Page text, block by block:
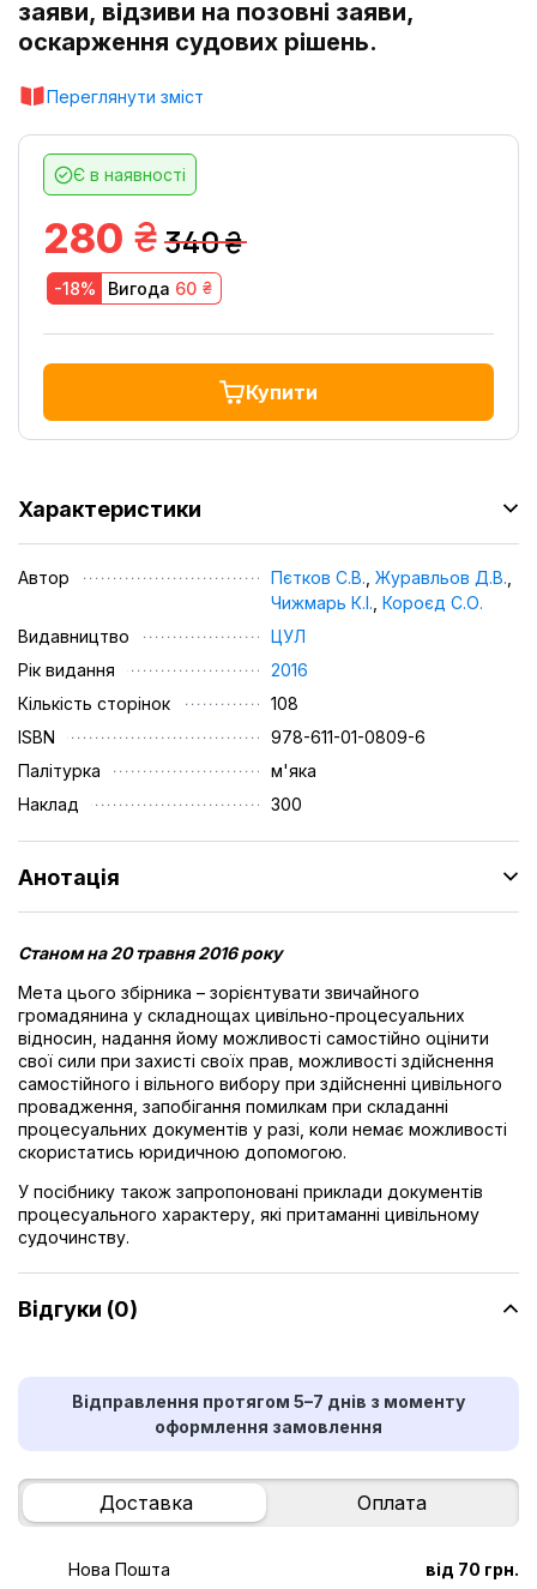
заяви, відзиви на позовні заяви,
оскарження судових рішень.
Переглянути зміст
Є в наявності
340
грн.
280 грн.
-18% Вигода 60 грн.
Купити
Характеристики
Автор Пєтков С.В. Журавльов Д.В.
Чижмарь К.І. Короєд С.О.
Видавництво
ЦУЛ
Рік видання
2016
Кількість сторінок
108
ISBN
978-611-01-0809-6
Палітурка
м'яка
Наклад
300
Анотація
Станом на 20 травня 2016 року
Мета цього збірника – зорієнтувати звичайного
громадянина у складнощах цивільно-процесуальних
відносин, надання йому можливості самостійно оцінити
свої сили при захисті своїх прав, можливості здійснення
самостійного і вільного вибору при здійсненні цивільного
провадження, запобігання помилкам при складанні
процесуальних документів у разі, коли немає можливості
скористатись юридичною допомогою.
У посібнику також запропоновані приклади документів
процесуального характеру, які притаманні цивільному
судочинству.
Відгуки (0)
Відправлення протягом 5–7 днів з моменту
оформлення замовлення
Доставка Оплата
Нова Пошта від 70 грн.